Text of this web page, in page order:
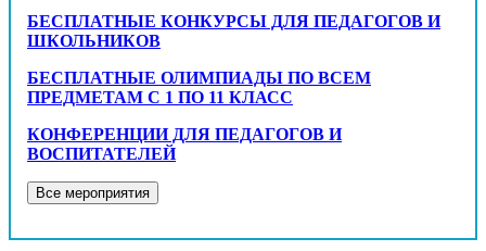
БЕСПЛАТНЫЕ КОНКУРСЫ ДЛЯ ПЕДАГОГОВ И
ШКОЛЬНИКОВ
БЕСПЛАТНЫЕ ОЛИМПИАДЫ ПО ВСЕМ
ПРЕДМЕТАМ С 1 ПО 11 КЛАСС
КОНФЕРЕНЦИИ ДЛЯ ПЕДАГОГОВ И
ВОСПИТАТЕЛЕЙ